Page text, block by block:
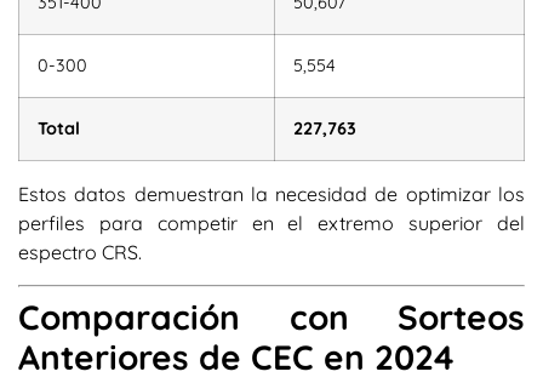
0-300 5,554
Total 227,763
Estos datos demuestran la necesidad de optimizar los
perfiles para competir en el extremo superior del
espectro CRS.
Comparación con Sorteos
Anteriores de CEC en 2024